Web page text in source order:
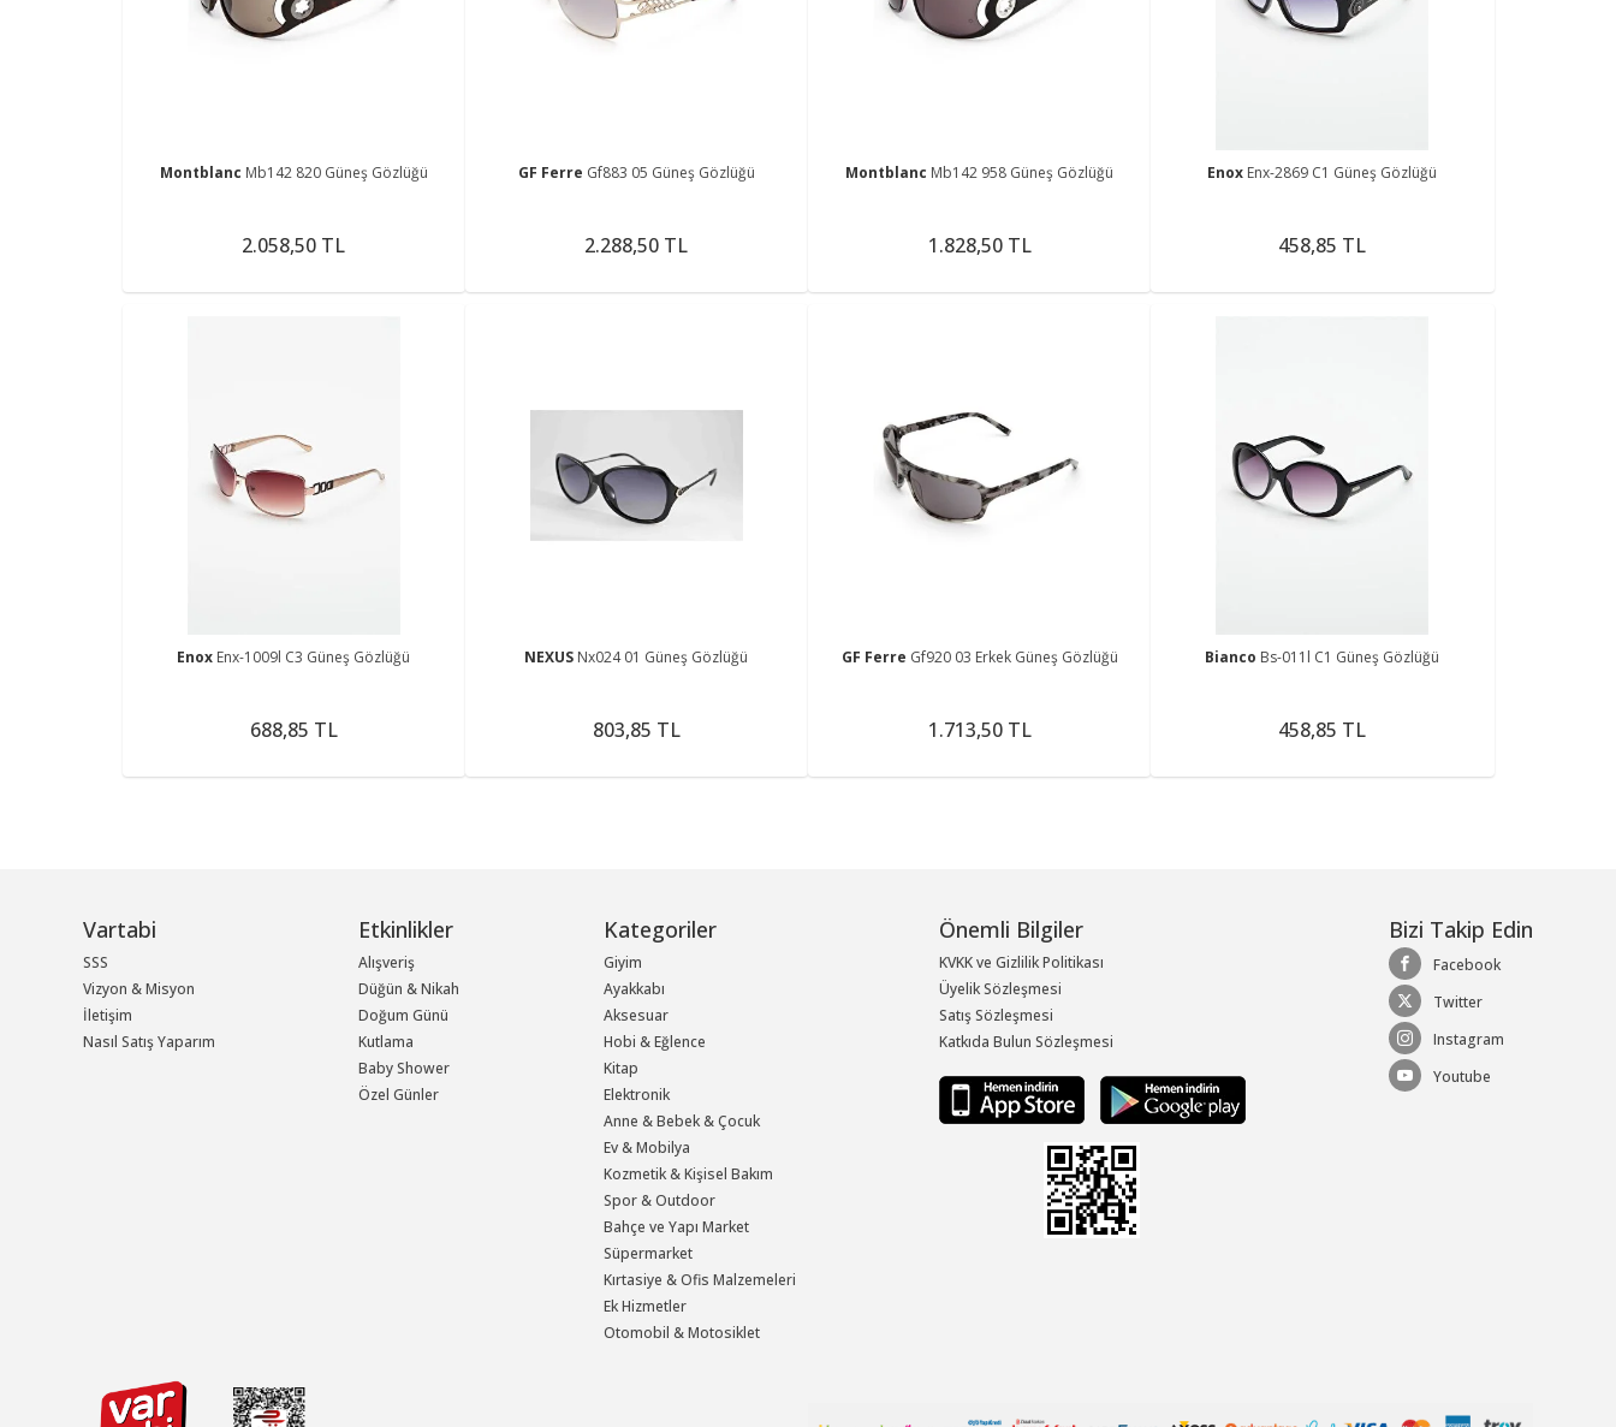
Montblanc Mb142 820 Güneş Gözlüğü
2.058,50 TL
GF Ferre Gf883 05 Güneş Gözlüğü
2.288,50 TL
Montblanc Mb142 958 Güneş Gözlüğü
1.828,50 TL
Enox Enx-2869 C1 Güneş Gözlüğü
458,85 TL
Enox Enx-1009l C3 Güneş Gözlüğü
688,85 TL
NEXUS Nx024 01 Güneş Gözlüğü
803,85 TL
GF Ferre Gf920 03 Erkek Güneş Gözlüğü
1.713,50 TL
Bianco Bs-011l C1 Güneş Gözlüğü
458,85 TL
Vartabi
SSS
Vizyon & Misyon
İletişim
Nasıl Satış Yaparım
Etkinlikler
Alışveriş
Düğün & Nikah
Doğum Günü
Kutlama
Baby Shower
Özel Günler
Kategoriler
Giyim
Ayakkabı
Aksesuar
Hobi & Eğlence
Kitap
Elektronik
Anne & Bebek & Çocuk
Ev & Mobilya
Kozmetik & Kişisel Bakım
Spor & Outdoor
Bahçe ve Yapı Market
Süpermarket
Kırtasiye & Ofis Malzemeleri
Ek Hizmetler
Otomobil & Motosiklet
Önemli Bilgiler
KVKK ve Gizlilik Politikası
Üyelik Sözleşmesi
Satış Sözleşmesi
Katkıda Bulun Sözleşmesi
Bizi Takip Edin
Facebook
Twitter
Instagram
Youtube